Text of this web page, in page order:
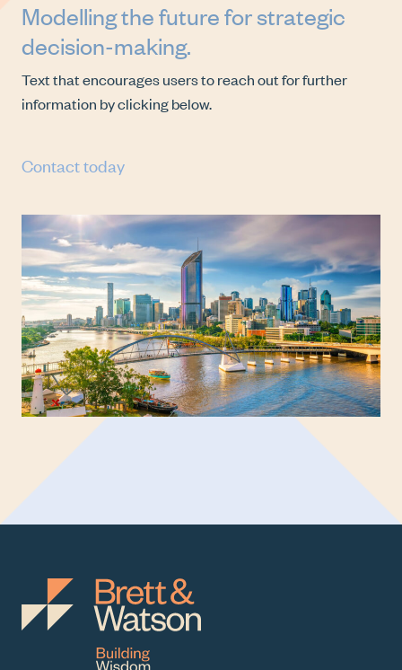
Modelling the future for strategic
decision-making.
Text that encourages users to reach out for further
information by clicking below.
Contact today